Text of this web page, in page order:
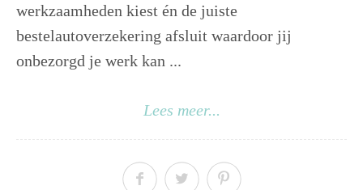
werkzaamheden kiest én de juiste
bestelautoverzekering afsluit waardoor jij
onbezorgd je werk kan ...
Lees meer...